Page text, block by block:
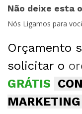
Não deixe esta
Nós Ligamos para
Orçamento
solicitar o
GRÁTIS
MARKETING